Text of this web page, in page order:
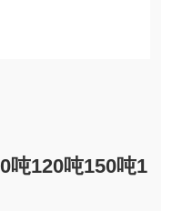
吨120吨150吨1